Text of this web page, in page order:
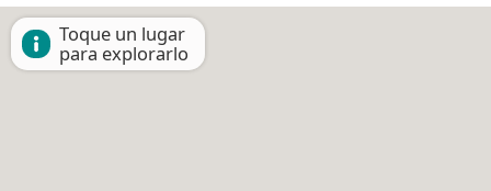
Toque un lugar
para explorarlo